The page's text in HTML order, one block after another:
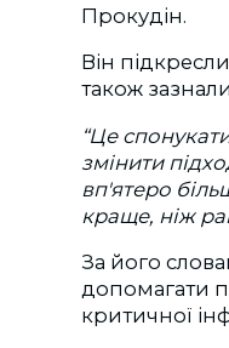
Прокудін.
Він
також
“Це
змінити
вп'ятеро
краще, ніж
За його
допомагати
критичної